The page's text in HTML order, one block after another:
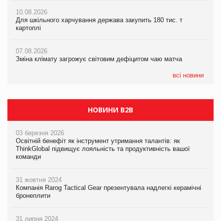
10.08.2026
Для шкільного харчування держава закупить 180 тис. т
картоплі
07.08.2026
Зміна клімату загрожує світовим дефіцитом чаю матча
всі новини
07.08.2026
EVA.UA запустила кампанію «Хто б знав» про асортимент,
Криза у Китаї може спричинити великі потрясіння для світової
економіки
Kraft Heinz скоротила збиток у першому півріччі
НОВИНИ B2B
03 березня 2026
Освітній бенефіт як інструмент утримання талантів: як
ThinkGlobal підвищує лояльність та продуктивність вашої
команди
31 жовтня 2024
Компанія Rarog Tactical Gear презентувала надлегкі керамічні
бронеплити
31 липня 2024